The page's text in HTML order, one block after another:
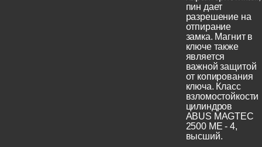
пин дает
разрешение на
отпирание
замка. Магнит в
ключе также
является
важной защитой
от копирования
ключа. Класс
взломостойкости
цилиндров
ABUS MAGTEC
2500 ME - 4,
высший.